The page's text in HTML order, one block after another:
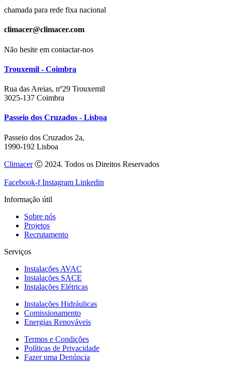
chamada para rede fixa nacional
climacer@climacer.com
Não hesite em contactar-nos
Trouxemil - Coimbra
Rua das Areias, nº29 Trouxemil
3025-137 Coimbra
Passeio dos Cruzados - Lisboa
Passeio dos Cruzados 2a,
1990-192 Lisboa
ClimacerⒸ 2024. Todos os Direitos Reservados
Facebook-f Instagram Linkedin
Informação útil
Sobre nós
Projetos
Recrutamento
Serviços
Instalações AVAC
Instalações SACE
Instalações Elétricas
Instalações Hidráulicas
Comissionamento
Energias Renováveis
Termos e Condições
Políticas de Privacidade
Fazer uma Denúncia